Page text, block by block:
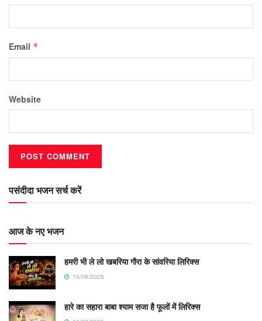
Email *
Website
पसंदीदा भजन सर्च करें
आज के नए भजन
हमरी भी ले लो खबरिया गौरा के सांवरिया लिरिक्स
10/08/2026
हारे का सहारा बाबा श्याम सजा है फूलों में लिरिक्स